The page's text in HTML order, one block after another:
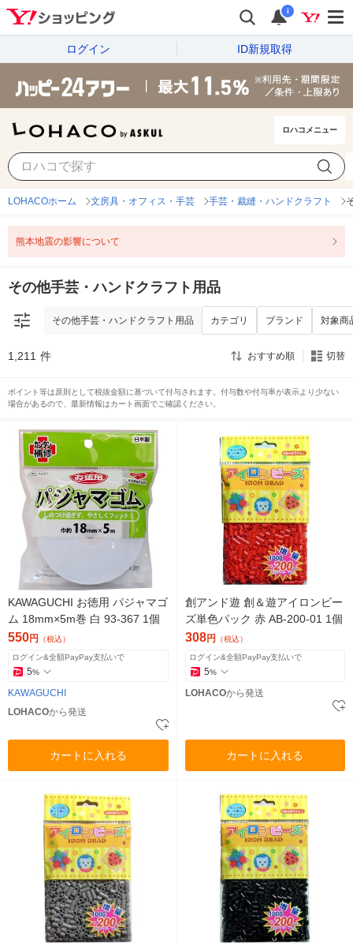
i
ログイン ID新規取得
ロハコメニュー
その他手芸・ハンドクラフト用品 対象商
LOHACOホーム 文房具・オフィス・手芸 手芸・裁縫・ハンドクラフト
熊本地震の影響について
その他手芸・ハンドクラフト用品
その他手芸・ハンドクラフト用品 カテゴリ ブランド 対象商
1,211 件 おすすめ順 切替
ポイント等は原則として税抜金額に基づいて付与されます。付与数や付与率が表示より少ない
場合があるので、最新情報はカート画面でご確認ください。
KAWAGUCHI お徳用 パジャマゴ
ム 18mm×5m巻 白 93-367 1個
550円 （税込）
ログイン&全額PayPay支払いで
5%
KAWAGUCHI
LOHACOから発送
カートに入れる
創アンド遊 創＆遊アイロンビー
ズ単色パック 赤 AB-200-01 1個
308円 （税込）
ログイン&全額PayPay支払いで
5%
LOHACOから発送
カートに入れる